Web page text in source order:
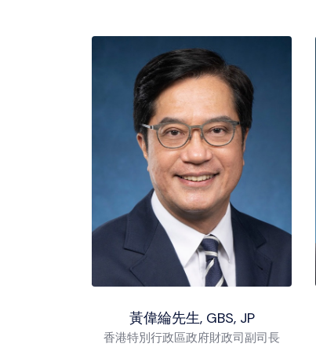
黃偉綸先生, GBS, JP
香港特別行政區政府財政司副司長